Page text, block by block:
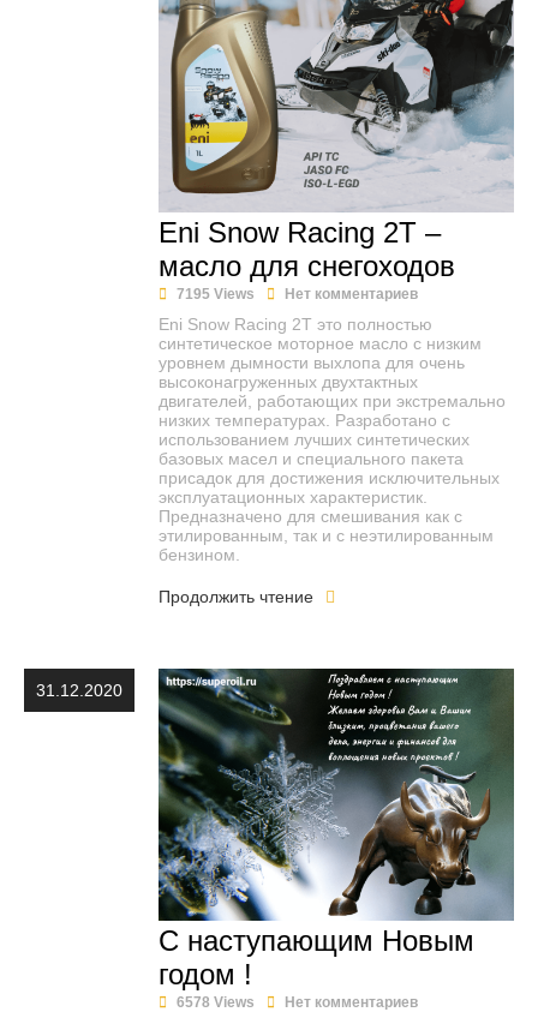
Eni Snow Racing 2T –
масло для снегоходов
7195 Views Нет комментариев
Eni Snow Racing 2T это полностью
синтетическое моторное масло с низким
уровнем дымности выхлопа для очень
высоконагруженных двухтактных
двигателей, работающих при экстремально
низких температурах. Разработано с
использованием лучших синтетических
базовых масел и специального пакета
присадок для достижения исключительных
эксплуатационных характеристик.
Предназначено для смешивания как с
этилированным, так и с неэтилированным
бензином.
Продолжить чтение
31.12.2020
С наступающим Новым
годом !
6578 Views Нет комментариев